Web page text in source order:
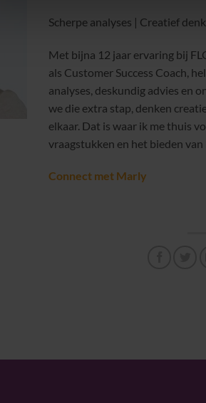
Scherpe analyses | Creatief
Met bijna 12 jaar ervaring bij
als Customer Success Coach,
analyses, deskundig advies en
we die extra stap, denken
elkaar. Dat is waar ik me thuis
vraagstukken en het bieden
Connect met Marly